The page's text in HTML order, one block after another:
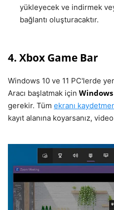
yükleyecek ve indirmek
bağlantı oluşturacaktır.
4. Xbox Game Bar
Windows 10 ve 11 PC'lerde
Aracı başlatmak için Windows
gerekir. Tüm ekranı
kayıt alanına koyarsanız,